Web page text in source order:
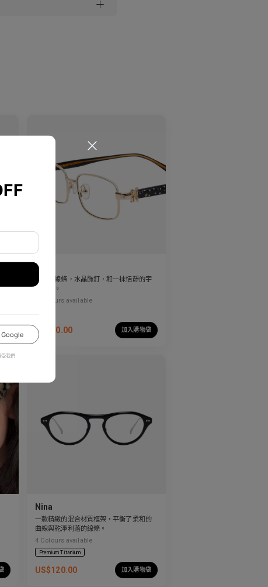
Rin
乾淨的線條，水晶飾釘，和一抹恬靜的宇
宙光輝。
Colours available
US$ 80.00 加入購物袋
Nina
一款精緻的混合材質框架，平衡了柔和的
曲線與乾淨利落的線條。
4 Colours available
Premium Titanium
US$120.00 加入購物袋
Google
受我們